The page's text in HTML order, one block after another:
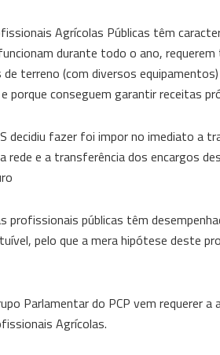
Agrícolas Públicas têm
durante todo o ano,
terreno (com diversos
conseguem garantir receitas
decidiu fazer foi impor no imediato a
e a transferência dos encargos
profissionais públicas têm
pelo que a mera hipótese deste
Parlamentar do PCP vem requerer
Agrícolas.